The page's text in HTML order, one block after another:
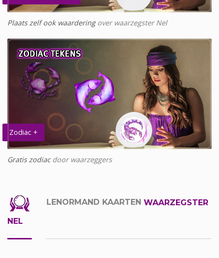
Plaats zelf ook waarderingover waarzegster Nel
Zodiac +
Gratis zodiacdoor waarzeggers
LENORMAND KAARTEN WAARZEGSTER
NEL